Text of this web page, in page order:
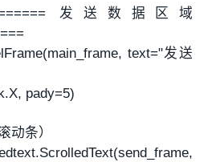
发送数据区域
text="发送
pady=5)
动条）